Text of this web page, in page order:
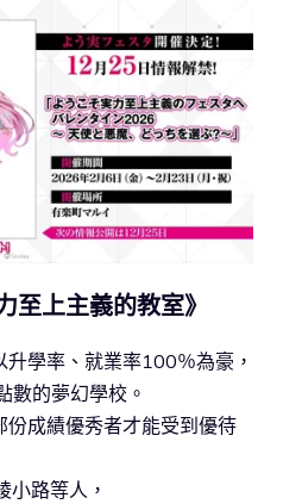
至上主義的教室》
學率、就業率100％為豪，
數的夢幻學校。
成績優秀者才能受到優待
小路等人，